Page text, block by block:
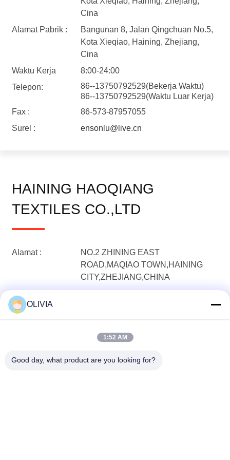
Cina
Alamat Pabrik :
Bangunan 8, Jalan Qingchuan No.5,
Kota Xieqiao, Haining, Zhejiang,
Cina
Waktu Kerja
8:00-24:00
Telepon:
86--13750792529(Bekerja Waktu)
86--13750792529(Waktu Luar Kerja)
Fax :
86-573-87957055
Surel :
ensonlu@live.cn
HAINING HAOQIANG
TEXTILES CO.,LTD
Alamat :
NO.2 ZHINING EAST
ROAD,MAQIAO TOWN,HAINING
CITY,ZHEJIANG,CHINA
Fax :
OLIVIA
1:52 AM
Good day, what product are you looking for?